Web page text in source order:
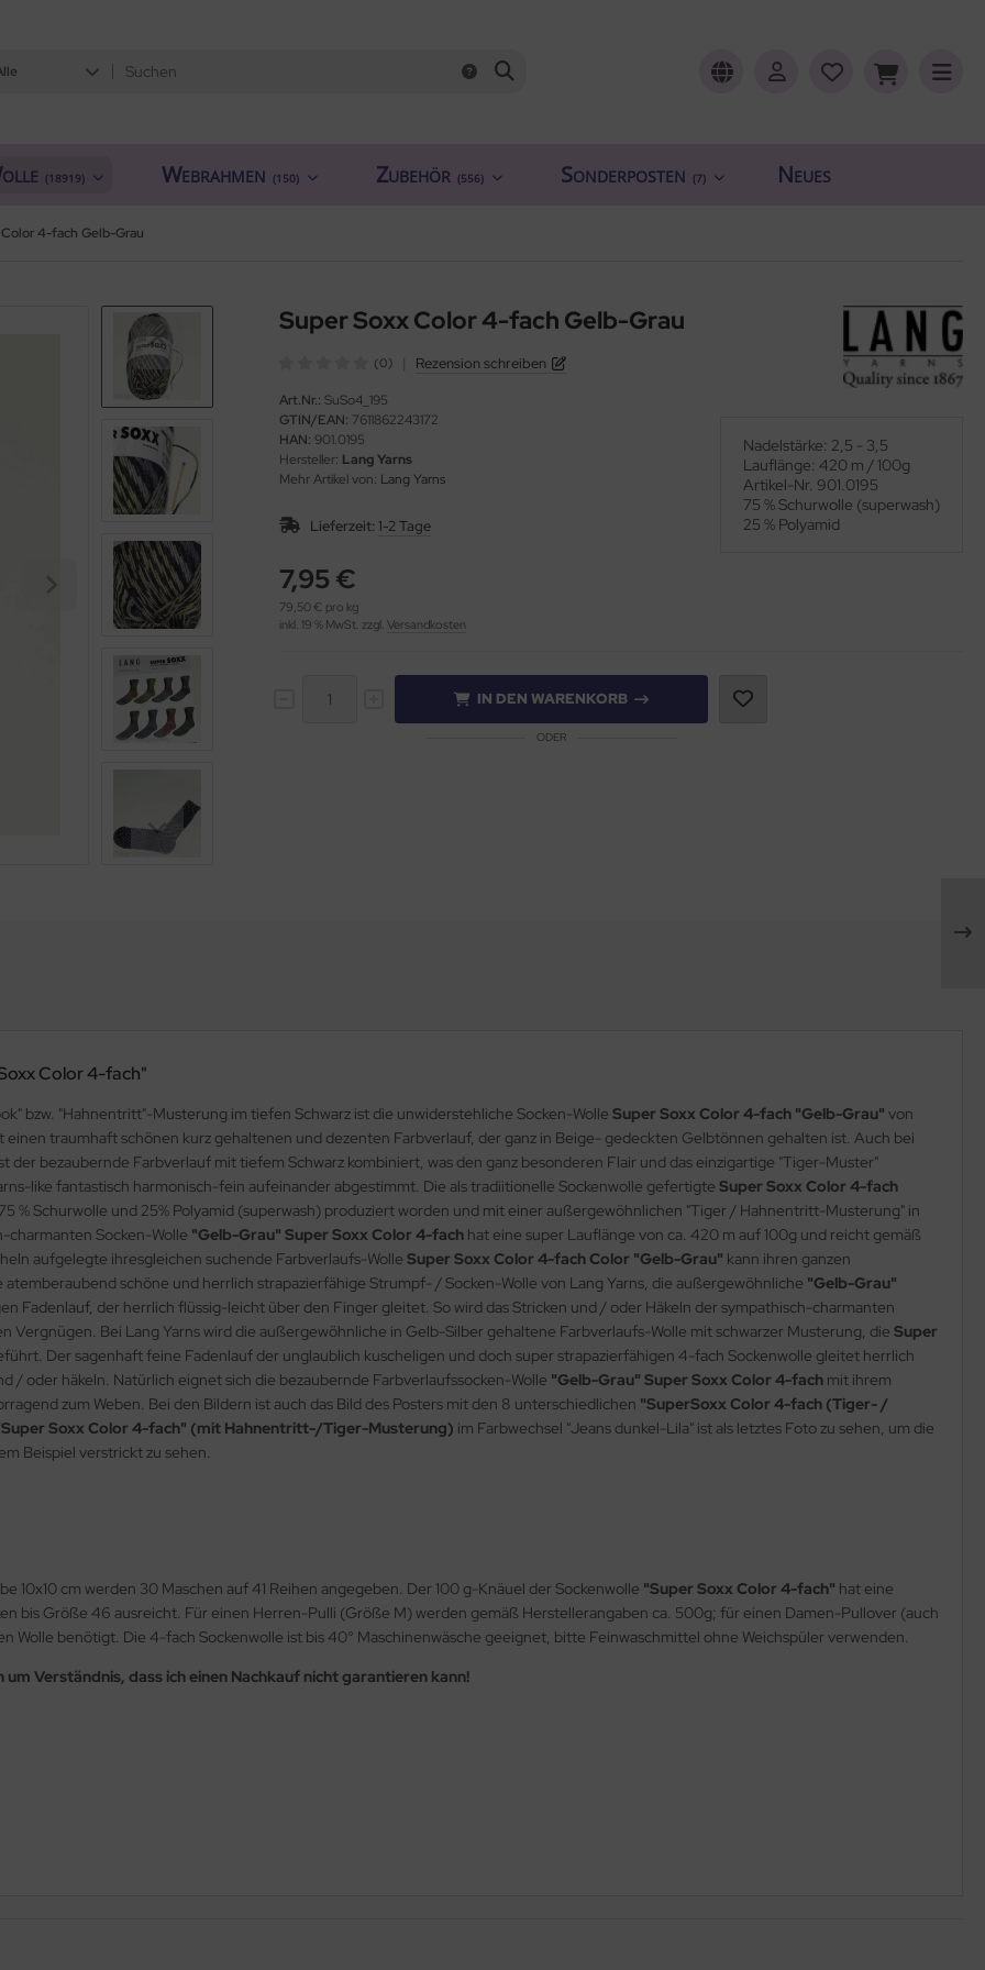
(18919) Webrahmen (150) Zubehör (556) Sonderposten (7) Neues
Color 4-fach Gelb-Grau
Super Soxx Color 4-fach Gelb-Grau
(0) Rezension schreiben
Art.Nr.: SuSo4_195
GTIN/EAN: 7611862243172
HAN: 901.0195
Hersteller: Lang Yarns
Mehr Artikel von: Lang Yarns
Lieferzeit: 1-2 Tage
7,95 €
79,50 € pro kg
inkl. 19 % MwSt. zzgl. Versandkosten
Nadelstärke: 2,5 - 3,5
Lauflänge: 420 m / 100g
Artikel-Nr. 901.0195
75 % Schurwolle (superwash)
25 % Polyamid
IN DEN WARENKORB
ODER
Color 4-fach"
bzw. "Hahnentritt"-Musterung im tiefen Schwarz ist die unwiderstehliche Socken-Wolle Super Soxx Color 4-fach "Gelb-Grau" von
traumhaft schönen kurz gehaltenen und dezenten Farbverlauf, der ganz in Beige- gedeckten Gelbtönnen gehalten ist. Auch bei
der bezaubernde Farbverlauf mit tiefem Schwarz kombiniert, was den ganz besonderen Flair und das einzigartige "Tiger-Muster"
like fantastisch harmonisch-fein aufeinander abgestimmt. Die als tradiitionelle Sockenwolle gefertigte Super Soxx Color 4-fach
% Schurwolle und 25% Polyamid (superwash) produziert worden und mit einer außergewöhnlichen "Tiger / Hahnentritt-Musterung" in
charmanten Socken-Wolle "Gelb-Grau" Super Soxx Color 4-fach hat eine super Lauflänge von ca. 420 m auf 100g und reicht gemäß
aufgelegte ihresgleichen suchende Farbverlaufs-Wolle Super Soxx Color 4-fach Color "Gelb-Grau" kann ihren ganzen
schöne und herrlich strapazierfähige Strumpf- / Socken-Wolle von Lang Yarns, die außergewöhnliche "Gelb-Grau"
Fadenlauf, der herrlich flüssig-leicht über den Finger gleitet. So wird das Stricken und / oder Häkeln der sympathisch-charmanten
Vergnügen. Bei Lang Yarns wird die außergewöhnliche in Gelb-Silber gehaltene Farbverlaufs-Wolle mit schwarzer Musterung, die Super
Der sagenhaft feine Fadenlauf der unglaublich kuscheligen und doch super strapazierfähigen 4-fach Sockenwolle gleitet herrlich
/ oder häkeln. Natürlich eignet sich die bezaubernde Farbverlaufssocken-Wolle "Gelb-Grau" Super Soxx Color 4-fach mit ihrem
zum Weben. Bei den Bildern ist auch das Bild des Posters mit den 8 unterschiedlichen "SuperSoxx Color 4-fach (Tiger- /
Soxx Color 4-fach" (mit Hahnentritt-/Tiger-Musterung) im Farbwechsel "Jeans dunkel-Lila" ist als letztes Foto zu sehen, um die
Beispiel verstrickt zu sehen.
10x10 cm werden 30 Maschen auf 41 Reihen angegeben. Der 100 g-Knäuel der Sockenwolle "Super Soxx Color 4-fach" hat eine
bis Größe 46 ausreicht. Für einen Herren-Pulli (Größe M) werden gemäß Herstellerangaben ca. 500g; für einen Damen-Pullover (auch
Wolle benötigt. Die 4-fach Sockenwolle ist bis 40° Maschinenwäsche geeignet, bitte Feinwaschmittel ohne Weichspüler verwenden.
Verständnis, dass ich einen Nachkauf nicht garantieren kann!